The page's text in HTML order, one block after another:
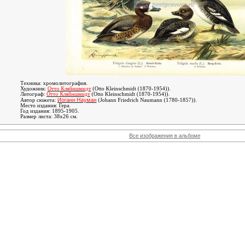
Техника: хромолитография.
Художник: Отто Кляйншмидт (Otto Kleinschmidt (1870-1954))
Литограф: Отто Кляйншмидт (Otto Kleinschmidt (1870-1954))
Автор сюжета: Иоганн Науман (Johann Friedrich Naumann (1780-1857))
Место издания: Гера.
Год издания: 1895-1905.
Размер листа: 38х26 см.
Все изображения в альбоме